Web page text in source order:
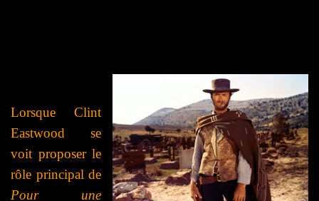
Lorsque Clint
Eastwood se
voit proposer le
rôle principal de
Pour une